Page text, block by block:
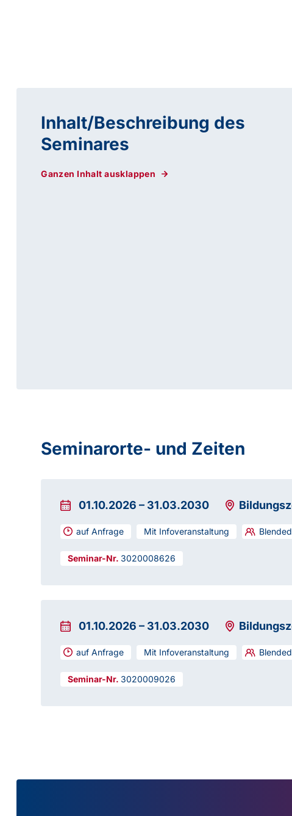
Inhalt/Beschreibung des
Seminares
Ganzen Inhalt ausklappen
Seminarorte- und Zeiten
01.10.2026 – 31.03.2030
auf Anfrage Mit Infoveranstaltung
3020008626
01.10.2026 – 31.03.2030
auf Anfrage Mit Infoveranstaltung
3020009026